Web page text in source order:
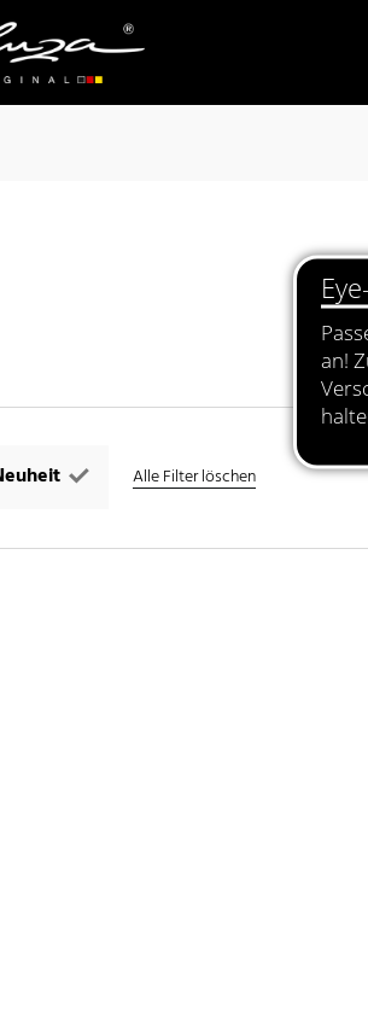
Suchen
Alle Filter löschen